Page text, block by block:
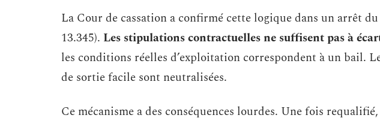
La Cour de cassation a confirmé cette logique dans un arrêt
13.345). Les stipulations contractuelles ne suffisent pas à
les conditions réelles d’exploitation correspondent à un bail.
de sortie facile sont neutralisées.
Ce mécanisme a des conséquences lourdes. Une fois